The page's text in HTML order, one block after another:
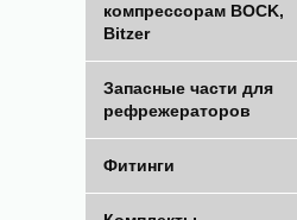
компрессорам BOCK,
Bitzer
Запасные части для
рефрежераторов
Фитинги